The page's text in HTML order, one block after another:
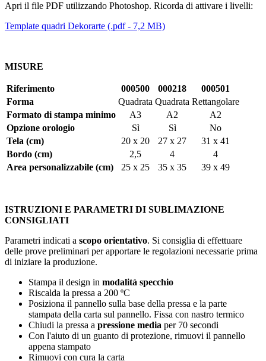
Apri il file PDF utilizzando Photoshop. Ricorda di attivare i livelli:
Template quadri Dekorarte (.pdf - 7,2 MB)
MISURE
Riferimento 000500 000218
000501
Forma
Quadrata Quadrata Rettangolare
Formato di stampa minimo
A3 A2
A2
Opzione orologio
Sì Sì
No
Tela (cm)
20 x 20 27 x 27
31 x 41
Bordo (cm)
2,5 4
4
Area personalizzabile (cm)
25 x 25 35 x 35 39 x 49
ISTRUZIONI E PARAMETRI DI SUBLIMAZIONE
CONSIGLIATI
Parametri indicati a scopo orientativo. Si consiglia di effettuare
delle prove preliminari per apportare le regolazioni necessarie prima
di iniziare la produzione.
Stampa il design in modalità specchio
Riscalda la pressa a 200 ºC
Posiziona il pannello sulla base della pressa e la parte
stampata della carta sul pannello. Fissa con nastro termico
Chiudi la pressa a pressione media per 70 secondi
Con l'aiuto di un guanto di protezione, rimuovi il pannello
appena stampato
Rimuovi con cura la carta